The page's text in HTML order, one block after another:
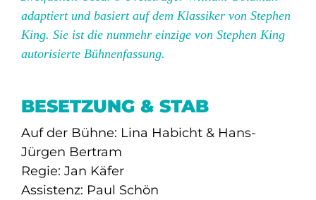
adaptiert und basiert auf dem Klassiker von Stephen
King. Sie ist die nunmehr einzige von Stephen King
autorisierte Bühnenfassung.
BESETZUNG & STAB
Auf der Bühne: Lina Habicht & Hans-
Jürgen Bertram
Regie: Jan Käfer
Assistenz: Paul Schön